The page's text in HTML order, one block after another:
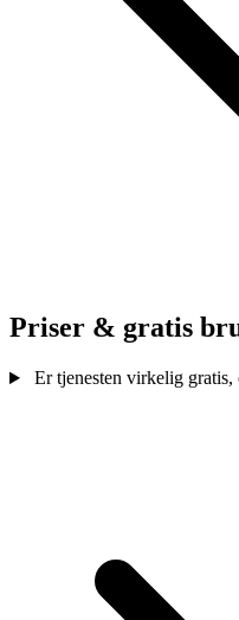
Priser & gratis
Er tjenesten virkelig